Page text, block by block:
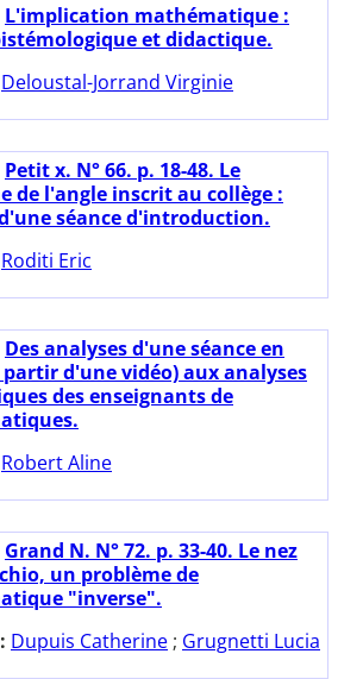
L'implication mathématique :
et didactique.
Deloustal-Jorrand Virginie
Petit x. N° 66. p. 18-48. Le
de l'angle inscrit au collège :
séance d'introduction.
Roditi Eric
Des analyses d'une séance en
partir d'une vidéo) aux analyses
des enseignants de
Robert Aline
Grand N. N° 72. p. 33-40. Le nez
un problème de
"inverse".
Dupuis Catherine ; Grugnetti Lucia